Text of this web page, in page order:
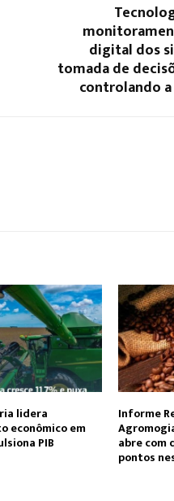
digital dos
tomada de
controlando
lidera
econômico em
PIB
Informe
abre com
pontos